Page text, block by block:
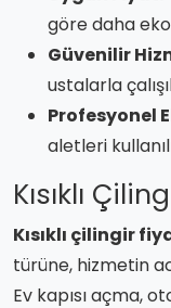
göre daha
Güvenilir
ustalarla
Profesyonel
aletleri
Kısıklı
Kısıklı çilingir
türüne, hizmetin
Ev kapısı açma,